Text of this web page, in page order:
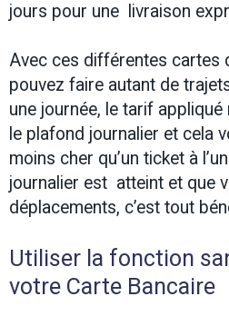
jours pour une livraison
Avec ces différentes cartes
pouvez faire autant de
une journée, le tarif
le plafond journalier et cela
moins cher qu’un ticket à
journalier est atteint et que
déplacements, c’est tout
Utiliser la fonction
votre Carte Bancaire